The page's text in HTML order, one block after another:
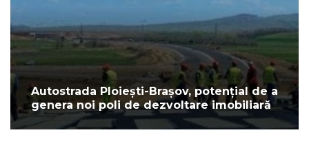
Autostrada Ploiești-Brașov, potențial de a
genera noi poli de dezvoltare imobiliară